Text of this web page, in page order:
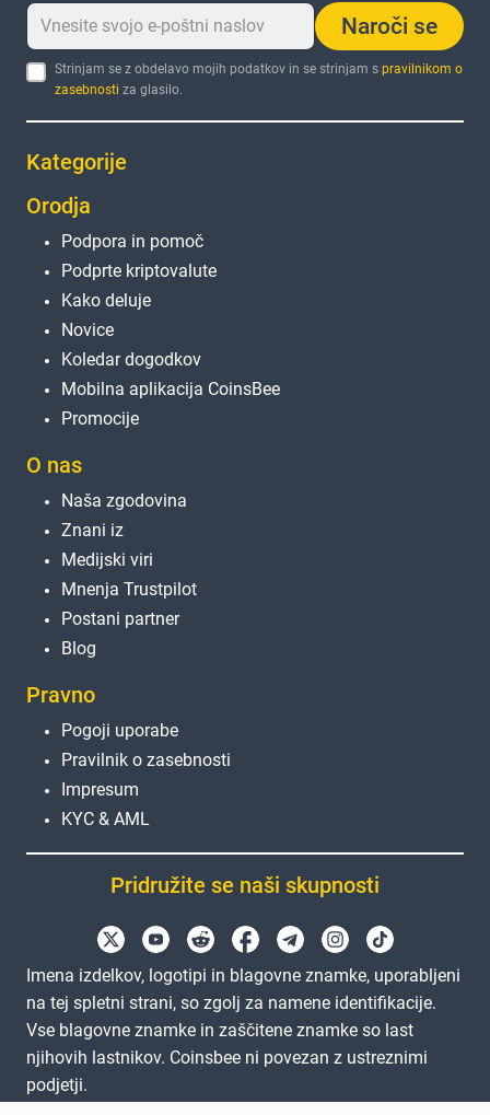
Naroči se
Strinjam se z obdelavo mojih podatkov in se strinjam spravilnikom o
zasebnosti za glasilo.
Kategorije
Orodja
Podpora in pomoč
Podprte kriptovalute
Kako deluje
Novice
Koledar dogodkov
Mobilna aplikacija CoinsBee
Promocije
O nas
Naša zgodovina
Znani iz
Medijski viri
Mnenja Trustpilot
Postani partner
Blog
Pravno
Pogoji uporabe
Pravilnik o zasebnosti
Impresum
KYC & AML
Pridružite se naši skupnosti
Imena izdelkov, logotipi in blagovne znamke, uporabljeni
na tej spletni strani, so zgolj za namene identifikacije.
Vse blagovne znamke in zaščitene znamke so last
njihovih lastnikov. Coinsbee ni povezan z ustreznimi
podjetji.